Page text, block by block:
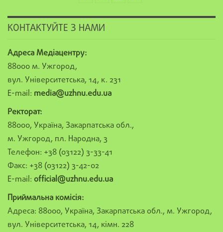
КОНТАКТУЙТЕ З НАМИ
Адреса Медіацентру:
88000 м. Ужгород,
вул. Університетська, 14, к. 231
E-mail: media@uzhnu.edu.ua
Ректорат:
88000, Україна, Закарпатська обл.,
м. Ужгород, пл. Народна, 3
Телефон: +38 (03122) 3-33-41
Факс: +38 (03122) 3-42-02
E-mail: official@uzhnu.edu.ua
Приймальна комісія:
Адреса: 88000, Україна, Закарпатська обл., м. Ужгород,
вул. Університетська, 14, кімн. 228